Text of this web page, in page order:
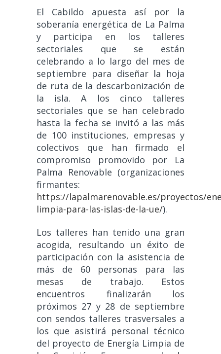
El Cabildo apuesta así por la
soberanía energética de La Palma
y participa en los talleres
sectoriales que se están
celebrando a lo largo del mes de
septiembre para diseñar la hoja
de ruta de la descarbonización de
la isla. A los cinco talleres
sectoriales que se han celebrado
hasta la fecha se invitó a las más
de 100 instituciones, empresas y
colectivos que han firmado el
compromiso promovido por La
Palma Renovable (organizaciones
firmantes:
https://lapalmarenovable.es/proyectos/
limpia-para-las-islas-de-la-ue/).
Los talleres han tenido una gran
acogida, resultando un éxito de
participación con la asistencia de
más de 60 personas para las
mesas de trabajo. Estos
encuentros finalizarán los
próximos 27 y 28 de septiembre
con sendos talleres trasversales a
los que asistirá personal técnico
del proyecto de Energía Limpia de